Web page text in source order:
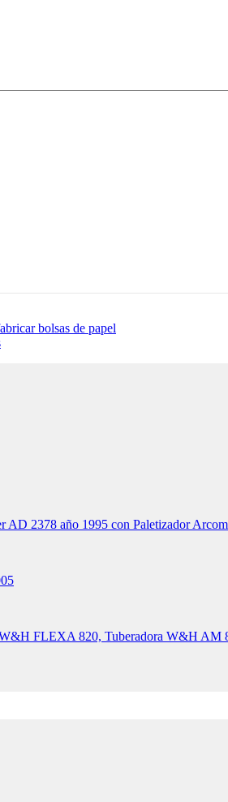
bolsas de papel
2378 año 1995 con Paletizador
W&H FLEXA 820, Tuberadora W&H